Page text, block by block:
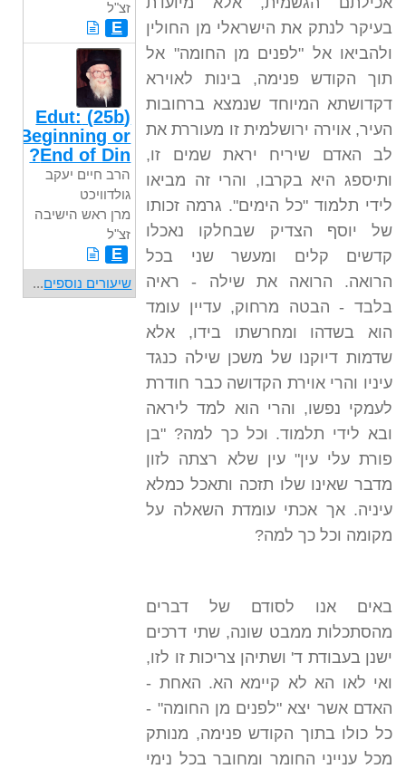
בעיקר לנתק את הישראלי מן החולין
ולהביאו אל "לפנים מן החומה" אל
תוך הקודש פנימה, בינות לאוירא
דקדושתא המיוחד שנמצא ברחובות
העיר, אוירה ירושלמית זו מעוררת את
לב האדם שיריח יראת שמים זו,
ותיספג היא בקרבו, והרי זה מביאו
לידי תלמוד "כל הימים". גרמה זכותו
של יוסף הצדיק שבחלקו נאכלו
קדשים קלים ומעשר שני בכל
הרואה. הרואה את שילה - ראיה
בלבד - הבטה מרחוק, עדיין עומד
הוא בשדהו ומחרשתו בידו, אלא
שדמות דיוקנו של משכן שילה כנגד
עיניו והרי אוירת הקדושה כבר חודרת
לעמקי נפשו, והרי הוא למד ליראה
ובא לידי תלמוד. וכל כך למה? "בן
פורת עלי עין" עין שלא רצתה לזון
מדבר שאינו שלו תזכה ותאכל כמלא
עיניה. אך אכתי עומדת השאלה על
מקומה וכל כך למה?
באים אנו לסודם של דברים
מהסתכלות ממבט שונה, שתי דרכים
ישנן בעבודת ד' ושתיהן צריכות זו לזו,
ואי לאו הא לא קיימא הא. האחת -
האדם אשר יצא "לפנים מן החומה" -
כל כולו בתוך הקודש פנימה, מנותק
מכל ענייני החומר ומחובר בכל נימי
זצ"ל
E
(25b) Edut:
Beginning or
End of Din?
הרב חיים יעקב
גולדוויכט
מרן ראש הישיבה
זצ"ל
E
שיעורים נוספים...